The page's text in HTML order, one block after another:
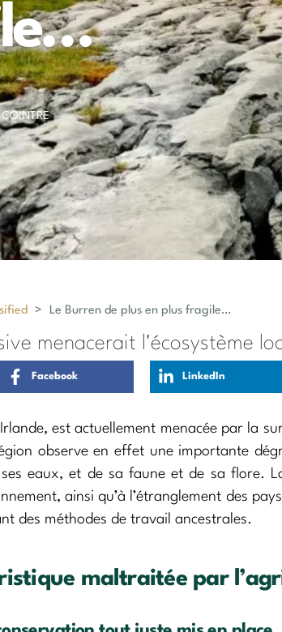
> Le Burren de plus en plus fragile…
menacerait l'écosystème
Facebook LinkedIn
est actuellement menacée par la
observe en effet une importante
eaux, et de sa faune et de sa flore.
ainsi qu’à l’étranglement des
des méthodes de travail ancestrales.
maltraitée par